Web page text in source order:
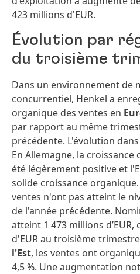
423 millions d'EUR.
Évolution par
du troisième
Dans un environnement de
concurrentiel, Henkel a
organique des ventes en
par rapport au même
précédente. L'évolution
En Allemagne, la
été légèrement positive et
solide croissance
ventes n'ont pas atteint le
de l'année précédente.
atteint 1 473 millions
d'EUR au troisième trimestre
l'Est, les ventes ont
4,5 %. Une augmentation